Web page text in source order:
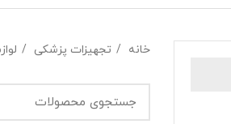
خانه تجهیزات پزشکی